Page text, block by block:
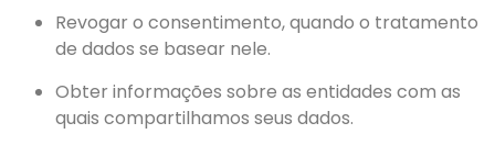
Revogar o consentimento, quando o tratamento
de dados se basear nele.
Obter informações sobre as entidades com as
quais compartilhamos seus dados.